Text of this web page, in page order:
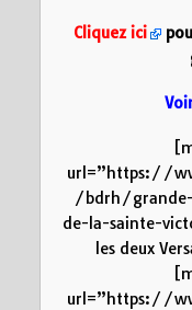
Cliquez ici
url=”https://
/bdrh/grande-
de-la-sainte-
les deux
url=”https://